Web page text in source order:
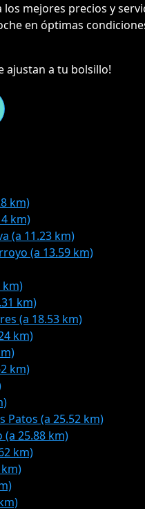
mejores precios y
en óptimas
ajustan a tu bolsillo!
km)
km)
(a 11.23 km)
(a 13.59 km)
km)
km)
(a 18.53 km)
km)
km)
Patos (a 25.52 km)
(a 25.88 km)
km)